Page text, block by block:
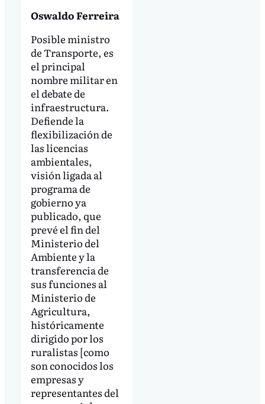
Oswaldo Ferreira
Posible ministro
de Transporte, es
el principal
nombre militar en
el debate de
infraestructura.
Defiende la
flexibilización de
las licencias
ambientales,
visión ligada al
programa de
gobierno ya
publicado, que
prevé el fin del
Ministerio del
Ambiente y la
transferencia de
sus funciones al
Ministerio de
Agricultura,
históricamente
dirigido por los
ruralistas [como
son conocidos los
empresas y
representantes del